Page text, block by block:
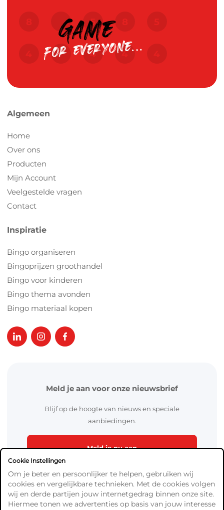
Algemeen
Home
Over ons
Producten
Mijn Account
Veelgestelde vragen
Contact
Inspiratie
Bingo organiseren
Bingoprijzen groothandel
Bingo voor kinderen
Bingo thema avonden
Bingo materiaal kopen
Meld je aan voor onze nieuwsbrief
Blijf op de hoogte van nieuws en speciale
aanbiedingen.
Meld je nu aan
Cookie Instellingen
Om je beter en persoonlijker te helpen, gebruiken wij
cookies en vergelijkbare technieken. Met de cookies volgen
wij en derde partijen jouw internetgedrag binnen onze site.
Hiermee tonen we advertenties op basis van jouw interesse